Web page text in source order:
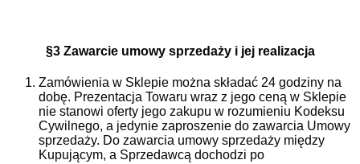
§3 Zawarcie umowy sprzedaży i jej realizacja
Zamówienia w Sklepie można składać 24 godziny na
dobę. Prezentacja Towaru wraz z jego ceną w Sklepie
nie stanowi oferty jego zakupu w rozumieniu Kodeksu
Cywilnego, a jedynie zaproszenie do zawarcia Umowy
sprzedaży. Do zawarcia umowy sprzedaży między
Kupującym, a Sprzedawcą dochodzi po